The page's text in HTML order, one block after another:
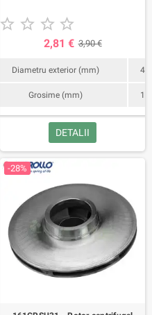
   
2,81 € 3,90 €
Diametru exterior (mm) 40
Grosime (mm) 12
DETALII
-28%